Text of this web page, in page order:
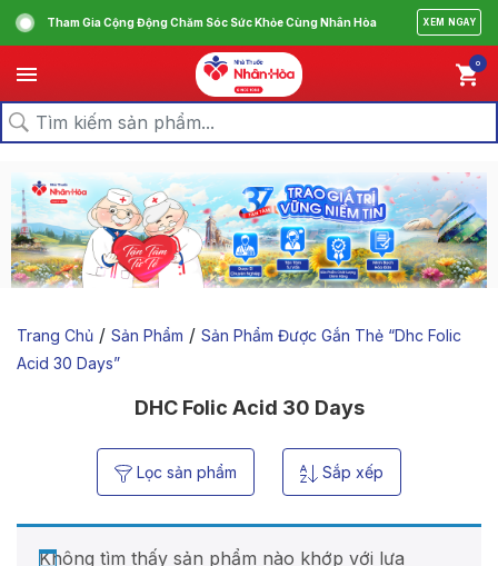
Tham Gia Cộng Động Chăm Sóc Sức Khỏe Cùng Nhân Hòa XEM NGAY
0
Trang Chủ / Sản Phẩm / Sản Phẩm Được Gắn Thẻ “dhc Folic
Acid 30 Days”
DHC Folic Acid 30 Days
Lọc sản phẩm Sắp xếp
Không tìm thấy sản phẩm nào khớp với lựa